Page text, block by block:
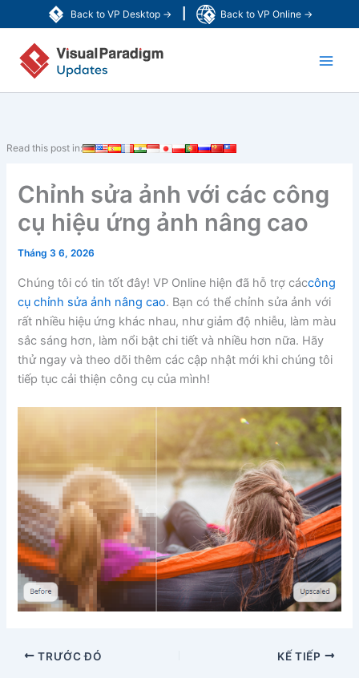
Back to VP Desktop → Back to VP Online →
tới
dung
Read this post in:
Chỉnh sửa ảnh với các công
cụ hiệu ứng ảnh nâng cao
Tháng 3 6, 2026
Chúng tôi có tin tốt đây! VP Online hiện đã hỗ trợ cáccông
cụ chỉnh sửa ảnh nâng cao. Bạn có thể chỉnh sửa ảnh với
rất nhiều hiệu ứng khác nhau, như giảm độ nhiễu, làm màu
sắc sáng hơn, làm nổi bật chi tiết và nhiều hơn nữa. Hãy
thử ngay và theo dõi thêm các cập nhật mới khi chúng tôi
tiếp tục cải thiện công cụ của mình!
TRƯỚC ĐÓ KẾ TIẾP